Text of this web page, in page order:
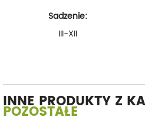
Sadzenie:
III-XII
INNE PRODUKTY Z
POZOSTAŁE